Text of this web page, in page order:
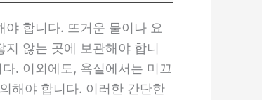
합니다. 뜨거운 물이나 요
않는 곳에 보관해야 합니
. 이외에도, 욕실에서는 미끄
해야 합니다. 이러한 간단한